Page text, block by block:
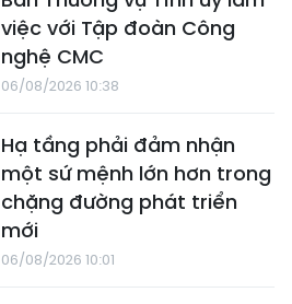
việc với Tập đoàn Công
nghệ CMC
06/08/2026 10:38
Hạ tầng phải đảm nhận
một sứ mệnh lớn hơn trong
chặng đường phát triển
mới
06/08/2026 10:01